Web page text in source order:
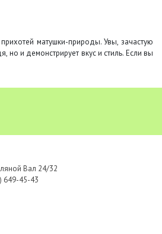
матушки-природы. Увы, зачастую
и демонстрирует вкус и стиль. Если вы
Вал 24/32
649-45-43